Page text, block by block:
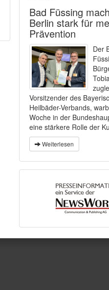
Bad Füssing
Berlin stark für
Prävention
Der
Vorsitzender des
Heilbäder-Verbands,
Woche in der
eine stärkere Rolle der
Weiterlesen